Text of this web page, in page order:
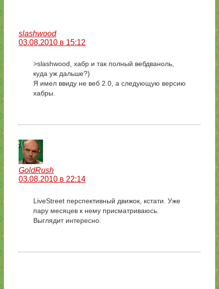
slashwood
03.08.2010 в 15:12
>slashwood, хабр и так полный вебдваноль,
куда уж дальше?)
Я имел ввиду не веб 2.0, а следующую версию
хабры.
GoldRush
03.08.2010 в 22:14
LiveStreet перспективный движок, кстати. Уже
пару месяцев к нему присматриваюсь.
Выглядит интересно.